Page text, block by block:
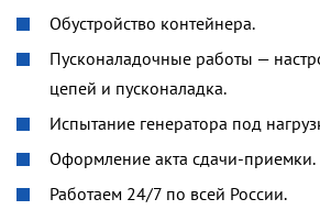
Обустройство контейнера.
Пусконаладочные работы —
цепей и пусконаладка.
Испытание генератора под
Оформление акта сдачи-приемки.
Работаем 24/7 по всей России.